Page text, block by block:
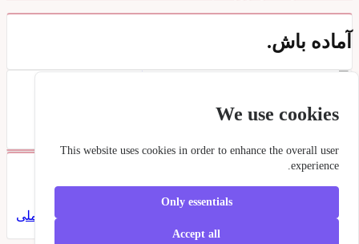
آماده باش.
مسعود رجوی- ۱۷ اسفند ۱۴۰۴ شورشگـران بـرپـا
سلطنت مطلقه فقیه
شورای ملی
We use cookies
This website uses cookies in order to enhance the overall user
experience.
Only essentials
Accept all